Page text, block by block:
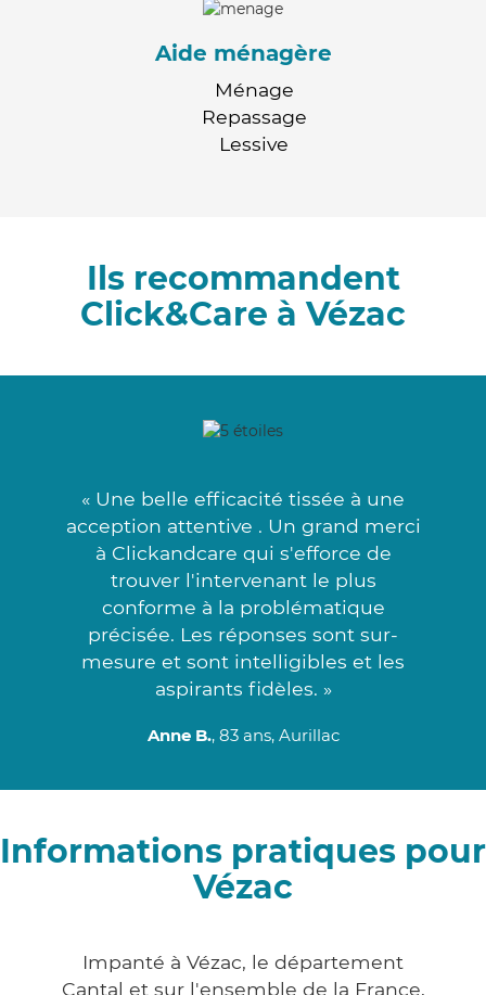
Aide ménagère
Ménage
Repassage
Lessive
Ils recommandent
Click&Care à Vézac
« Une belle efficacité tissée à une
acception attentive . Un grand merci
à Clickandcare qui s'efforce de
trouver l'intervenant le plus
conforme à la problématique
précisée. Les réponses sont sur-
mesure et sont intelligibles et les
aspirants fidèles. »
Anne B., 83 ans, Aurillac
Informations pratiques pour
Vézac
Impanté à Vézac, le département
Cantal et sur l'ensemble de la France,